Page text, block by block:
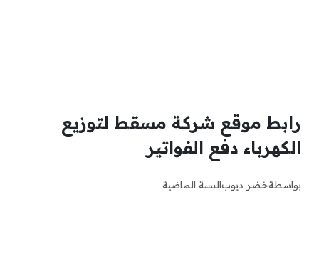
رابط موقع شركة مسقط لتوزيع
الكهرباء دفع الفواتير
بواسطةخضر ديوبالسنة الماضية